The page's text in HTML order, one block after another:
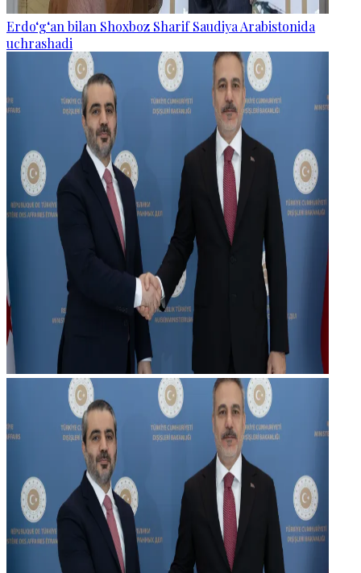
Erdo‘g‘an bilan Shoxboz Sharif Saudiya Arabistonida
uchrashadi